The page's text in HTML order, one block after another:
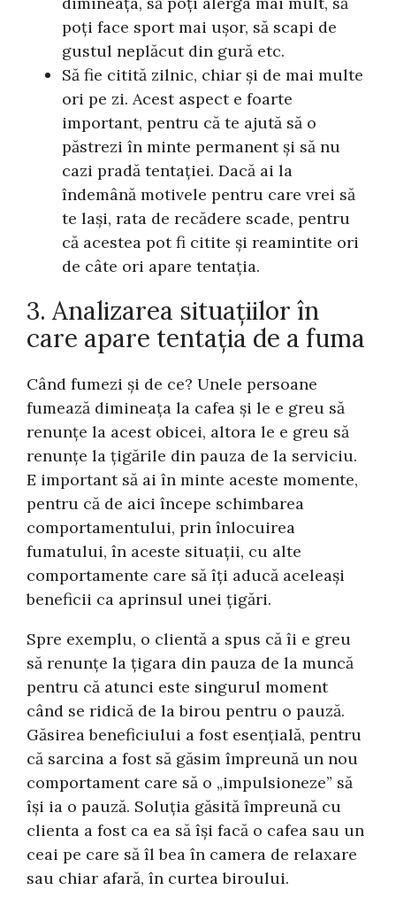
poți face sport mai ușor, să scapi de
gustul neplăcut din gură etc.
Să fie citită zilnic, chiar și de mai multe
ori pe zi. Acest aspect e foarte
important, pentru că te ajută să o
păstrezi în minte permanent și să nu
cazi pradă tentației. Dacă ai la
îndemână motivele pentru care vrei să
te lași, rata de recădere scade, pentru
că acestea pot fi citite și reamintite ori
de câte ori apare tentația.
3. Analizarea situațiilor în
care apare tentația de a fuma
Când fumezi și de ce? Unele persoane
fumează dimineața la cafea și le e greu să
renunțe la acest obicei, altora le e greu să
renunțe la țigările din pauza de la serviciu.
E important să ai în minte aceste momente,
pentru că de aici începe schimbarea
comportamentului, prin înlocuirea
fumatului, în aceste situații, cu alte
comportamente care să îți aducă aceleași
beneficii ca aprinsul unei țigări.
Spre exemplu, o clientă a spus că îi e greu
să renunțe la țigara din pauza de la muncă
pentru că atunci este singurul moment
când se ridică de la birou pentru o pauză.
Găsirea beneficiului a fost esențială, pentru
că sarcina a fost să găsim împreună un nou
comportament care să o „impulsioneze” să
își ia o pauză. Soluția găsită împreună cu
clienta a fost ca ea să își facă o cafea sau un
ceai pe care să îl bea în camera de relaxare
sau chiar afară, în curtea biroului.